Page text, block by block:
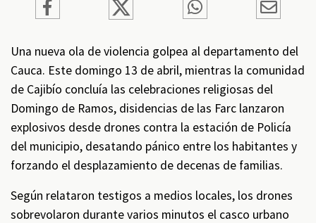
Una nueva ola de violencia golpea al departamento del
Cauca. Este domingo 13 de abril, mientras la comunidad
de Cajibío concluía las celebraciones religiosas del
Domingo de Ramos, disidencias de las Farc lanzaron
explosivos desde drones contra la estación de Policía
del municipio, desatando pánico entre los habitantes y
forzando el desplazamiento de decenas de familias.
Según relataron testigos a medios locales, los drones
sobrevolaron durante varios minutos el casco urbano